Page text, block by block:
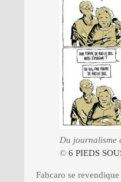
Du journalisme
© 6 PIEDS
Fabcaro se